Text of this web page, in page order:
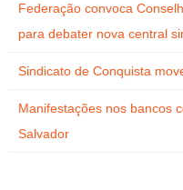
Federação convoca
para debater nova central
Sindicato de Conquista
Manifestações nos bancos
Salvador